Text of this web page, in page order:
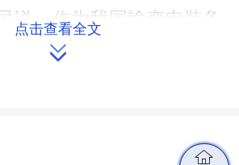
说，作为我国输变电装备
”成员，特变电工衡变公
关，产品远销90多个国
点击查看全文
